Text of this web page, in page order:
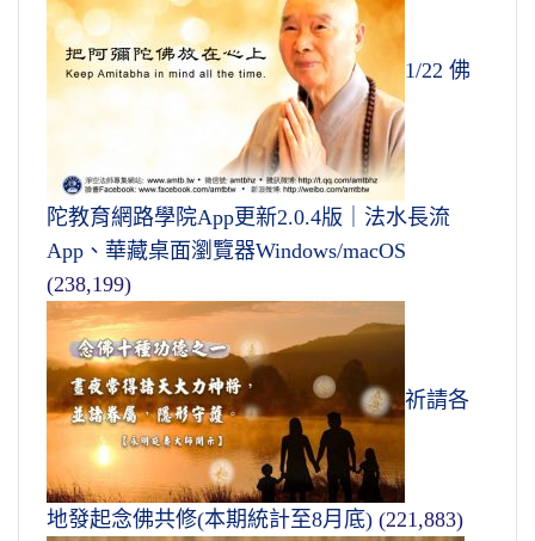
1/22 佛
陀教育網路學院App更新2.0.4版｜法水長流
App、華藏桌面瀏覽器Windows/macOS
(238,199)
祈請各
地發起念佛共修(本期統計至8月底) (221,883)